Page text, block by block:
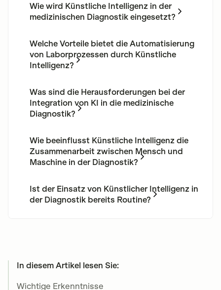
Wie wird Künstliche Intelligenz in der
medizinischen Diagnostik eingesetzt?
Diagnostik zur Verbesserung der Bildgebung,
Automatisierung von Laborprozessen und für
prädiktive Analysen eingesetzt, um präzisere
Welche Vorteile bietet die Automatisierung
von Laborprozessen durch Künstliche
Intelligenz?
durch Künstliche Intelligenz steigert die
Effizienz, reduziert Fehlerquoten und
ermöglicht dem medizinischen Fachpersonal,
Was sind die Herausforderungen bei der
Integration von KI in die medizinische
Diagnostik?
die medizinische Diagnostik umfassen
Datenschutz, ethische Bedenken, die
Notwendigkeit von spezifischem Fachwissen
Wie beeinflusst Künstliche Intelligenz die
Zusammenarbeit zwischen Mensch und
Maschine in der Diagnostik?
Zusammenarbeit zwischen Mensch und
Maschine, die eine Kombination von
Ist der Einsatz von Künstlicher Intelligenz in
der Diagnostik bereits Routine?
In diesem Artikel lesen Sie:
Wichtige Erkenntnisse